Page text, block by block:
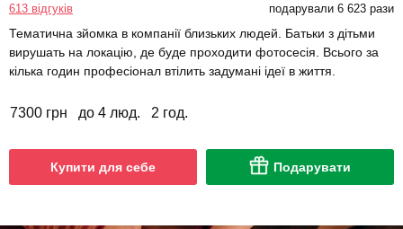
613 відгуків подарували 6 623 рази
Тематична зйомка в компанії близьких людей. Батьки з дітьми
вирушать на локацію, де буде проходити фотосесія. Всього за
кілька годин професіонал втілить задумані ідеї в життя.
7300 грн до 4 люд. 2 год.
Купити для себе Подарувати